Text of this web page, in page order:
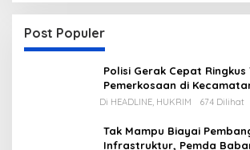
Post Populer
Polisi Gerak Cepat Ringkus
Pemerkosaan di
Di HEADLINE, HUKRIM 674 Dilihat
Tak Mampu Biayai
Infrastruktur, Pemda